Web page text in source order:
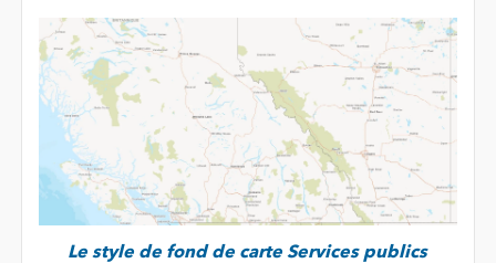
Le style de fond de carte Services publics